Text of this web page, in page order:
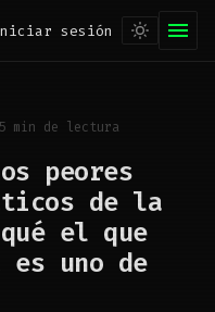
sesión
5 min de lectura
peores
de la
el que
uno de